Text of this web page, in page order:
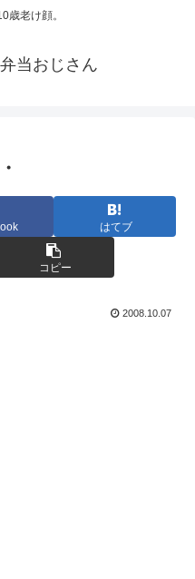
歳老け顔。
当おじさん
はてブ
コピー
2008.10.07